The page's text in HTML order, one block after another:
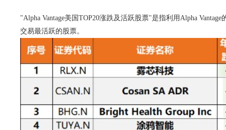
"Alpha Vantage美国TOP20涨跌及活跃股票"是指利用Alpha
交易最活跃的股票。